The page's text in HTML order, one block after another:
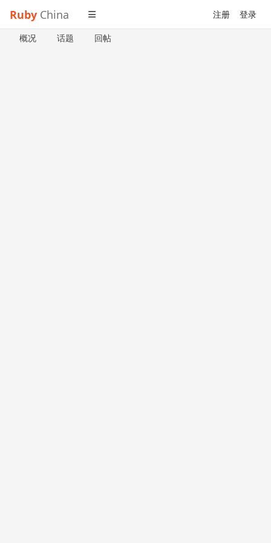
Ruby China 注册 登录
概况 话题 回帖